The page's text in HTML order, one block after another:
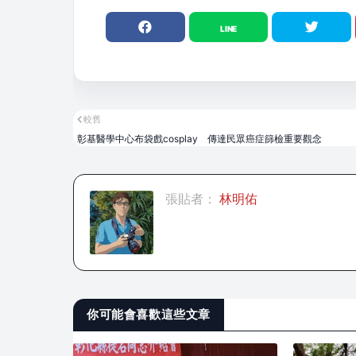
較舊
彰基醫學中心布袋戲cosplay 傳達民眾癌症篩檢重要觀念
張貼者： 林明佑
你可能會喜歡這些文章